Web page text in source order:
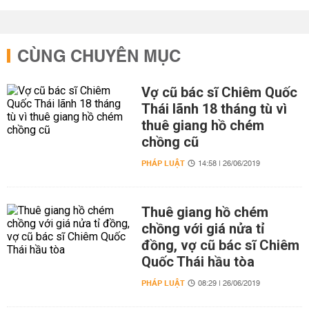
CÙNG CHUYÊN MỤC
Vợ cũ bác sĩ Chiêm Quốc
Thái lãnh 18 tháng tù vì
thuê giang hồ chém
chồng cũ
PHÁP LUẬT 14:58 | 26/06/2019
Thuê giang hồ chém
chồng với giá nửa tỉ
đồng, vợ cũ bác sĩ Chiêm
Quốc Thái hầu tòa
PHÁP LUẬT 08:29 | 26/06/2019